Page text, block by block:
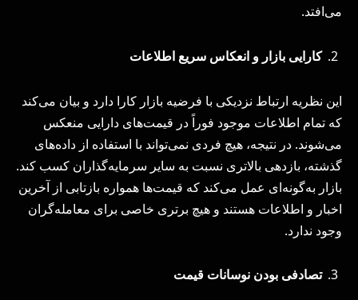
می‌افتد.
کارایی بازار و انعکاس سریع اطلاعات
این نظریه ارتباط نزدیکی با فرضیه بازار کارا دارد و بیان می‌کند
که تمام اطلاعات موجود فوراً در قیمت‌های دارایی منعکس
می‌شوند. در نتیجه، هیچ فردی نمی‌تواند با استفاده از داده‌های
گذشته، بازدهی بالاتری نسبت به سایر سرمایه‌گذاران کسب کند.
بازار به‌گونه‌ای عمل می‌کند که قیمت‌ها همواره بازتابی از آخرین
اخبار و اطلاعات هستند و هیچ برتری خاصی برای معامله‌گران
وجود ندارد.
تصادفی بودن نوسانات قیمت